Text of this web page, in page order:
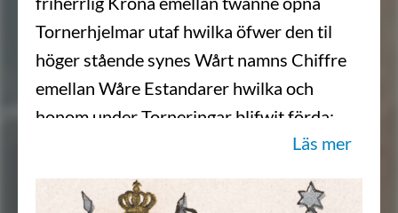
Tornerhjelmar utaf hwilka öfwer den til
höger stående synes Wårt namns Chiffre
emellan Wåre Estandarer hwilka och
honom under Torneringar blifwit förda;
och äfwen den til wänster en half hwit
öfwer hufwudet: aldeles som det här med
Läs mer